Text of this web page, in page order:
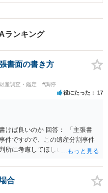
、被相続人が亡くなるまでの1年間
。 被相続人が亡くなるまでの1年
いることだけでなく、同時期に被
した結果、こちらの言い分がほぼ
の相続人から開示された遺産目録
ましたら、是非一度ご相談くださ
ランキング
書面の書き方
産調査・鑑定 #調停
役にたった 17
けば良いのか 回答： 「主張書
件ですので、この遺産分割事件
所に考慮してほしいと思う、亡
慮してほしい事情に関連して
書面とは別で提出できます。も
資料がある場合、「非開示の希
合